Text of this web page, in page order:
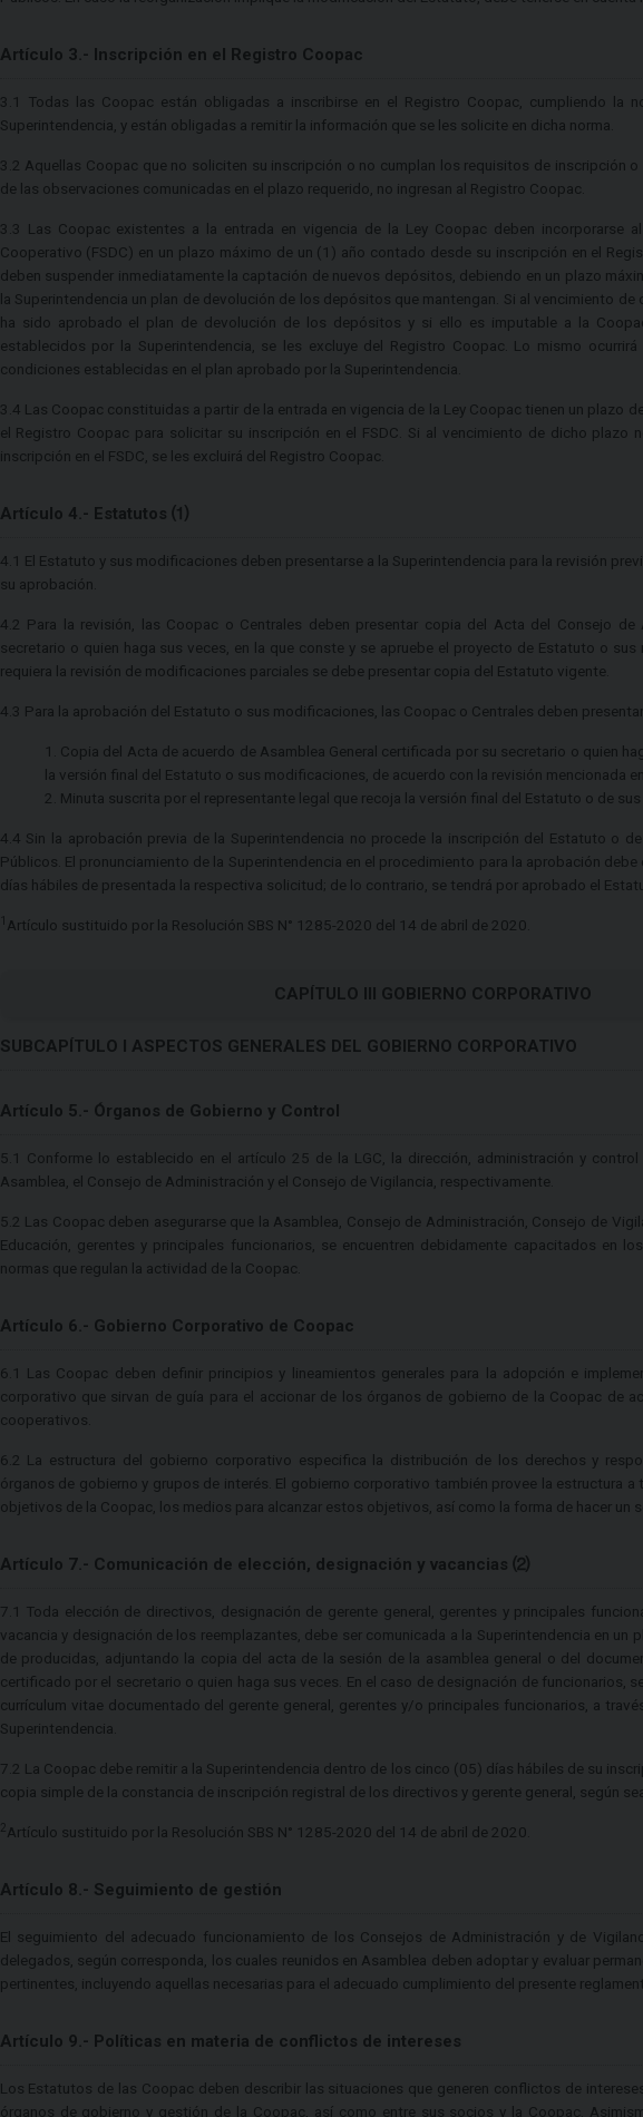
Artículo 3.- Inscripción en el Registro Coopac
3.1 Todas las Coopac están obligadas a inscribirse en el Registro Coopac, cumpliendo la
Superintendencia, y están obligadas a remitir la información que se les solicite en dicha norma.
3.2 Aquellas Coopac que no soliciten su inscripción o no cumplan los requisitos de inscripción o
de las observaciones comunicadas en el plazo requerido, no ingresan al Registro Coopac.
3.3 Las Coopac existentes a la entrada en vigencia de la Ley Coopac deben incorporarse
Cooperativo (FSDC) en un plazo máximo de un (1) año contado desde su inscripción en el
deben suspender inmediatamente la captación de nuevos depósitos, debiendo en un plazo
la Superintendencia un plan de devolución de los depósitos que mantengan. Si al vencimiento
ha sido aprobado el plan de devolución de los depósitos y si ello es imputable a la
establecidos por la Superintendencia, se les excluye del Registro Coopac. Lo mismo
condiciones establecidas en el plan aprobado por la Superintendencia.
3.4 Las Coopac constituidas a partir de la entrada en vigencia de la Ley Coopac tienen un plazo
el Registro Coopac para solicitar su inscripción en el FSDC. Si al vencimiento de dicho plazo
inscripción en el FSDC, se les excluirá del Registro Coopac.
Artículo 4.- Estatutos ⑴
4.1 El Estatuto y sus modificaciones deben presentarse a la Superintendencia para la revisión
su aprobación.
4.2 Para la revisión, las Coopac o Centrales deben presentar copia del Acta del Consejo
secretario o quien haga sus veces, en la que conste y se apruebe el proyecto de Estatuto o
requiera la revisión de modificaciones parciales se debe presentar copia del Estatuto vigente.
4.3 Para la aprobación del Estatuto o sus modificaciones, las Coopac o Centrales deben
1. Copia del Acta de acuerdo de Asamblea General certificada por su secretario o quien
la versión final del Estatuto o sus modificaciones, de acuerdo con la revisión mencionada
2. Minuta suscrita por el representante legal que recoja la versión final del Estatuto o de
4.4 Sin la aprobación previa de la Superintendencia no procede la inscripción del Estatuto o
Públicos. El pronunciamiento de la Superintendencia en el procedimiento para la aprobación
días hábiles de presentada la respectiva solicitud; de lo contrario, se tendrá por aprobado el
Artículo sustituido por la Resolución SBS N° 1285-2020 del 14 de abril de 2020.
CAPÍTULO III GOBIERNO CORPORATIVO
SUBCAPÍTULO I ASPECTOS GENERALES DEL GOBIERNO CORPORATIVO
Artículo 5.- Órganos de Gobierno y Control
5.1 Conforme lo establecido en el artículo 25 de la LGC, la dirección, administración y
Asamblea, el Consejo de Administración y el Consejo de Vigilancia, respectivamente.
5.2 Las Coopac deben asegurarse que la Asamblea, Consejo de Administración, Consejo de
Educación, gerentes y principales funcionarios, se encuentren debidamente capacitados en
normas que regulan la actividad de la Coopac.
Artículo 6.- Gobierno Corporativo de Coopac
6.1 Las Coopac deben definir principios y lineamientos generales para la adopción e
corporativo que sirvan de guía para el accionar de los órganos de gobierno de la Coopac de
cooperativos.
6.2 La estructura del gobierno corporativo especifica la distribución de los derechos y
órganos de gobierno y grupos de interés. El gobierno corporativo también provee la estructura a
objetivos de la Coopac, los medios para alcanzar estos objetivos, así como la forma de hacer un
Artículo 7.- Comunicación de elección, designación y vacancias ⑵
7.1 Toda elección de directivos, designación de gerente general, gerentes y principales
vacancia y designación de los reemplazantes, debe ser comunicada a la Superintendencia en un
de producidas, adjuntando la copia del acta de la sesión de la asamblea general o del
certificado por el secretario o quien haga sus veces. En el caso de designación de funcionarios,
currículum vitae documentado del gerente general, gerentes y/o principales funcionarios, a
Superintendencia.
7.2 La Coopac debe remitir a la Superintendencia dentro de los cinco (05) días hábiles de su
copia simple de la constancia de inscripción registral de los directivos y gerente general, según
2Artículo sustituido por la Resolución SBS N° 1285-2020 del 14 de abril de 2020.
Artículo 8.- Seguimiento de gestión
El seguimiento del adecuado funcionamiento de los Consejos de Administración y de
delegados, según corresponda, los cuales reunidos en Asamblea deben adoptar y evaluar
pertinentes, incluyendo aquellas necesarias para el adecuado cumplimiento del presente
Artículo 9.- Políticas en materia de conflictos de intereses
Los Estatutos de las Coopac deben describir las situaciones que generen conflictos de
órganos de gobierno y gestión de la Coopac, así como entre sus socios y la Coopac.